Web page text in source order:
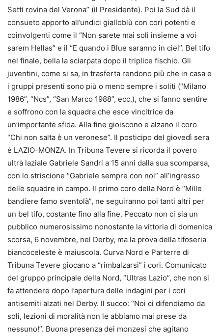
Setti rovina del Verona” (il Presidente). Poi la Sud dà il
consueto apporto all’undici gialloblù con cori potenti e
coinvolgenti come il “Non sarete mai soli insieme a voi
sarem Hellas” e il “E quando i Blue saranno in ciel”. Bel tifo
nel finale, bella la sciarpata dopo il triplice fischio. Gli
juventini, come si sa, in trasferta rendono più che in casa e
i gruppi presenti sono più o meno sempre i soliti (“Milano
1986”, “Ncs”, “San Marco 1988”, ecc.), che si fanno sentire
e soffrono con la squadra che esce vincitrice da
un’importante sfida. Alla fine gioiscono e alzano il coro
“Chi non salta è un veronese”. Il posticipo del giovedì sera
è LAZIO-MONZA. In Tribuna Tevere si ricorda il povero
ultrà laziale Gabriele Sandri a 15 anni dalla sua scomparsa,
con lo striscione “Gabriele sempre con noi” all’ingresso
delle squadre in campo. Il primo coro della Nord è “Mille
bandiere famo sventolà”, ne seguiranno poi tanti altri per
un bel tifo, costante fino alla fine. Peccato non ci sia un
pubblico numerosissimo nonostante la vittoria di domenica
scorsa, 6 novembre, nel Derby, ma la prova della tifoseria
biancoceleste è maiuscola. Curva Nord e Parterre di
Tribuna Tevere giocano a “rimbalzarsi” i cori. Comunicato
del gruppo principale della Nord, “Ultras Lazio”, che non si
fa attendere dopo l’apertura delle indagini per i cori
antisemiti alzati nel Derby. Il succo: “Noi ci difendiamo da
soli, lezioni di moralità non le abbiamo mai prese da
nessuno!”. Buona presenza dei monzesi che agitano